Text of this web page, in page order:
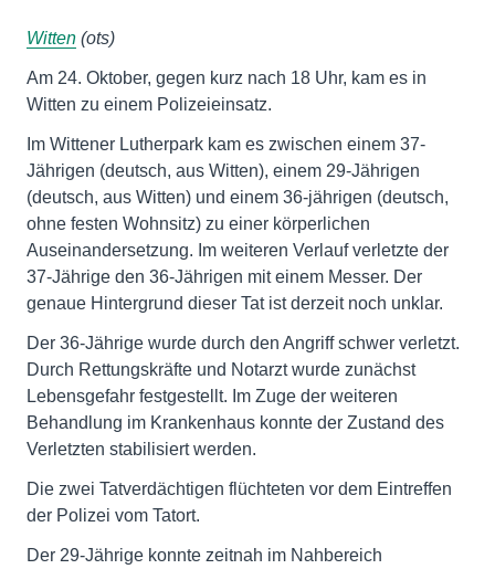
Witten (ots)
Am 24. Oktober, gegen kurz nach 18 Uhr, kam es in
Witten zu einem Polizeieinsatz.
Im Wittener Lutherpark kam es zwischen einem 37-
Jährigen (deutsch, aus Witten), einem 29-Jährigen
(deutsch, aus Witten) und einem 36-jährigen (deutsch,
ohne festen Wohnsitz) zu einer körperlichen
Auseinandersetzung. Im weiteren Verlauf verletzte der
37-Jährige den 36-Jährigen mit einem Messer. Der
genaue Hintergrund dieser Tat ist derzeit noch unklar.
Der 36-Jährige wurde durch den Angriff schwer verletzt.
Durch Rettungskräfte und Notarzt wurde zunächst
Lebensgefahr festgestellt. Im Zuge der weiteren
Behandlung im Krankenhaus konnte der Zustand des
Verletzten stabilisiert werden.
Die zwei Tatverdächtigen flüchteten vor dem Eintreffen
der Polizei vom Tatort.
Der 29-Jährige konnte zeitnah im Nahbereich